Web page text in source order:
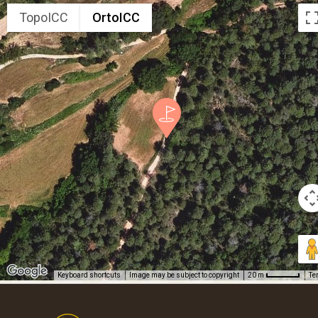
TopoICC OrtoICC
Keyboard shortcuts Image may be subject to copyright 20 m